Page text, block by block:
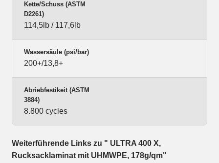
Kette/Schuss (ASTM
D2261)
114,5lb / 117,6lb
Wassersäule (psi/bar)
200+/13,8+
Abriebfestikeit (ASTM
3884)
8.800 cycles
Weiterführende Links zu " ULTRA 400 X,
Rucksacklaminat mit UHMWPE, 178g/qm"